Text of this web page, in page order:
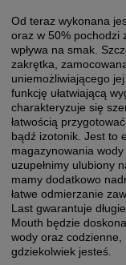
Od teraz wykonana
oraz w 50% pochodzi
wpływa na smak.
zakrętka,
uniemożliwiającego
funkcję ułatwiającą
charakteryzuje się
łatwością
bądź izotonik. Jest to
magazynowania
uzupełnimy ulubiony
mamy dodatkowo
łatwe odmierzanie
Last gwarantuje
Mouth będzie
wody oraz codzienne,
gdziekolwiek jesteś.